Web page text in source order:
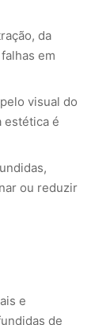
da
em
visual do
estética é
ou reduzir
e
de